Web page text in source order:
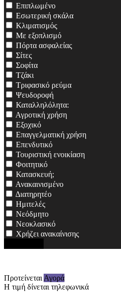
Επιπλωμένο
Εσωτερική σκάλα
Κλιματισμός
Με εξοπλισμό
Πόρτα ασφαλείας
Σίτες
Σοφίτα
Τζάκι
Τριφασικό ρεύμα
Ψευδοροφή
Καταλληλόλητα:
Αγροτική χρήση
Εξοχικό
Επαγγελματική χρήση
Επενδυτικό
Τουριστική ενοικίαση
Φοιτητικό
Κατασκευή;
Ανακαινισμένο
Διατηρητέο
Ημιτελές
Νεόδμητο
Νεοκλασικό
Χρήζει ανακαίνισης
Προτείνεται Αγορά
Η τιμή δίνεται τηλεφωνικά